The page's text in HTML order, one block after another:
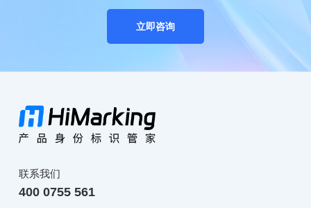
立即咨询
联系我们
400 0755 561